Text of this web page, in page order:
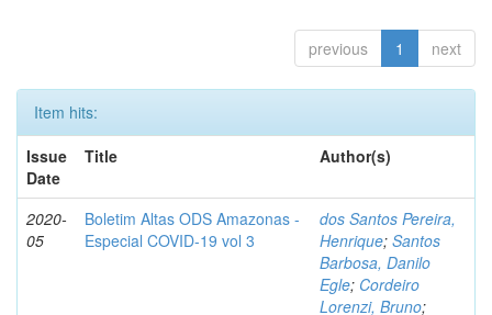
previous 1 next
Item hits:
Issue
Date
Title Author(s)
2020-
05
Boletim Altas ODS Amazonas -
Especial COVID-19 vol 3
dos Santos Pereira,
Henrique; Santos
Barbosa, Danilo
Egle; Cordeiro
Lorenzi, Bruno;